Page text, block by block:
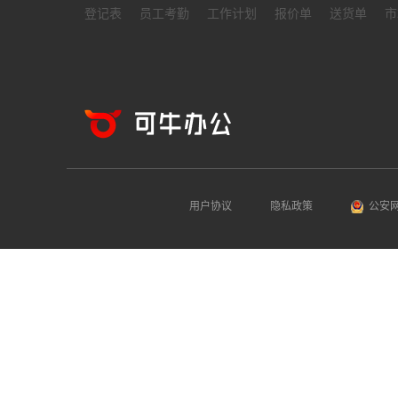
登记表
员工考勤 工作计划 报价单 送货单
用户协议 隐私政策 公安